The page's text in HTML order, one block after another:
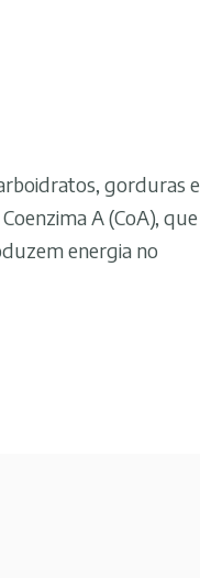
gorduras e
A (CoA), que
energia no